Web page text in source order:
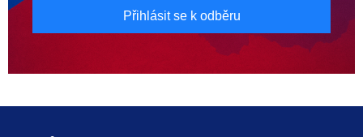
Přihlásit se k odběru